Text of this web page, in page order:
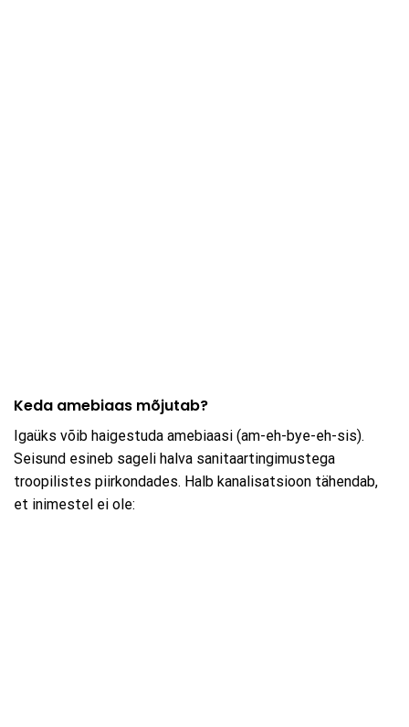
Keda amebiaas mõjutab?
Igaüks võib haigestuda amebiaasi (am-eh-bye-eh-sis).
Seisund esineb sageli halva sanitaartingimustega
troopilistes piirkondades. Halb kanalisatsioon tähendab,
et inimestel ei ole: